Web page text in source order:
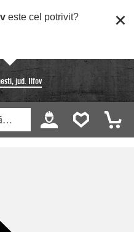
este cel potrivit?
jud. Ilfov